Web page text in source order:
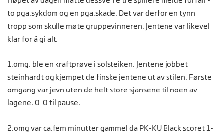
to pga.sykdom og en pga.skade. Det var derfor en tynn
tropp som skulle møte gruppevinneren. Jentene var likevel
klar for å gi alt.
1.omg. ble en kraftprøve i solsteiken. Jentene jobbet
steinhardt og kjempet de finske jentene ut av stilen. Første
omgang var jevn uten de helt store sjansene til noen av
lagene. 0-0 til pause.
2.omg var ca.fem minutter gammel da PK-KU Black scoret 1-